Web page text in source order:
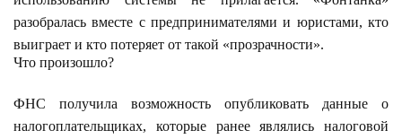
разобралась вместе с предпринимателями и юристами, кто
выиграет и кто потеряет от такой «прозрачности».
Что произошло?
ФНС получила возможность опубликовать данные о
налогоплательщиках, которые ранее являлись налоговой